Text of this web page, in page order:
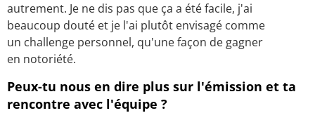
autrement. Je ne dis pas que ça a été facile, j'ai
beaucoup douté et je l'ai plutôt envisagé comme
un challenge personnel, qu'une façon de gagner
en notoriété.
Peux-tu nous en dire plus sur l'émission et ta
rencontre avec l'équipe ?